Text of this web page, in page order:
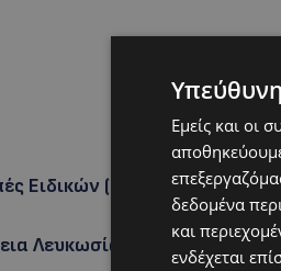
Ειδικών (αλφαβητικά σε
Λευκωσίας
Εμείς και οι
δεδομένα
και
ενδέχεται